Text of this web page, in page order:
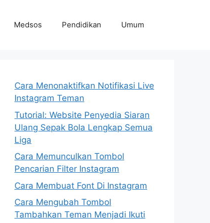
Medsos Pendidikan Umum
Cara Menonaktifkan Notifikasi Live
Instagram Teman
Tutorial: Website Penyedia Siaran
Ulang Sepak Bola Lengkap Semua
Liga
Cara Memunculkan Tombol
Pencarian Filter Instagram
Cara Membuat Font Di Instagram
Cara Mengubah Tombol
Tambahkan Teman Menjadi Ikuti